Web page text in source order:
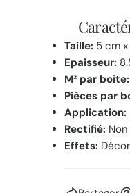
Taille: 5 cm
Epaisseur:
M² par boite:
Pièces par
Application:
Rectifié: Non
Effets: Décor